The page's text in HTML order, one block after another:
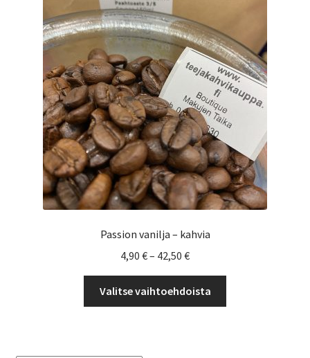
valinnat
tuotteen
sivulla.
Passion vanilja – kahvia
4,90 €– 42,50 €Hintaluokka:
-
42,50 €
Valitse vaihtoehdoista